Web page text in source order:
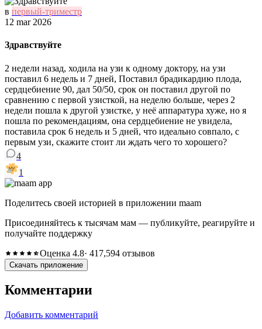
в первый-триместр
12 mar 2026
Здравствуйте
2 недели назад, ходила на узи к одному доктору, на узи
поставил 6 недель и 7 дней, Поставил брадикардию плода,
сердцебиение 90, дал 50/50, срок он поставил другой по
сравнению с первой узисткой, на неделю больше, через 2
недели пошла к другой узистке, у неё аппаратура хуже, но я
пошла по рекомендациям, она сердцебиение не увидела,
поставила срок 6 недель и 5 дней, что идеально совпало, с
первым узи, скажите стоит ли ждать чего то хорошего?
4
1
Поделитесь своей историей в приложении maam
Присоединяйтесь к тысячам мам — публикуйте, реагируйте и
получайте поддержку
Оценка 4.8· 417,594 отзывов
Скачать приложение
Комментарии
Добавить комментарий